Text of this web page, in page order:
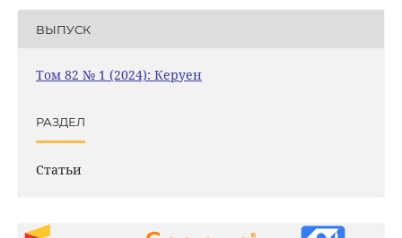
ВЫПУСК
Том 82 № 1 (2024): Керуен
РАЗДЕЛ
Статьи